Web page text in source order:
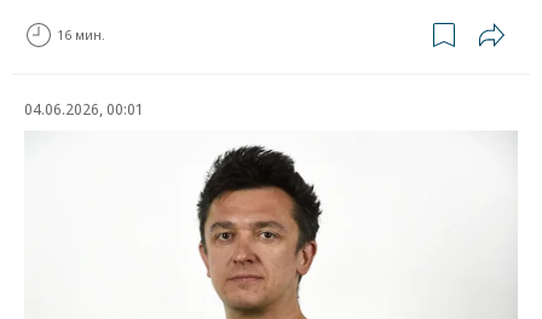
16 мин.
04.06.2026, 00:01